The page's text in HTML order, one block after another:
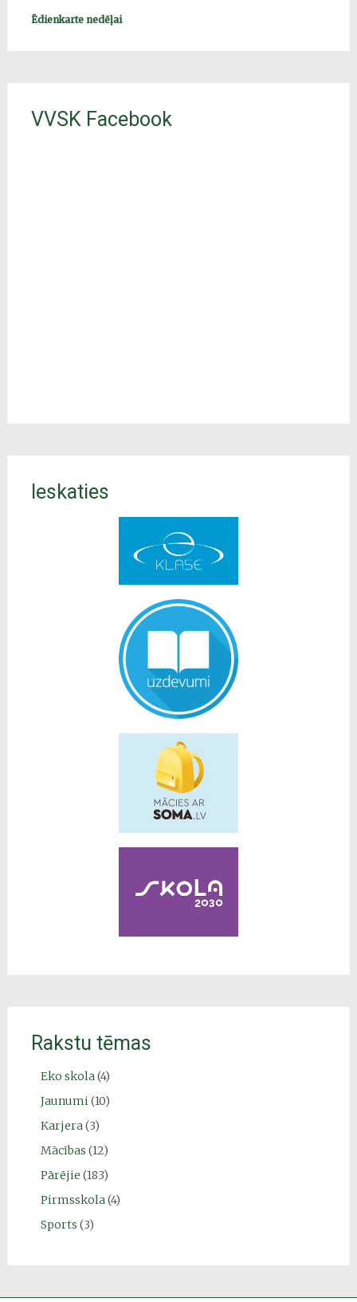
Ēdienkarte nedēļai
VVSK Facebook
Ieskaties
Rakstu tēmas
Eko skola(4)
Jaunumi(10)
Karjera(3)
Mācības (12)
Pārējie (183)
Pirmsskola(4)
Sports (3)